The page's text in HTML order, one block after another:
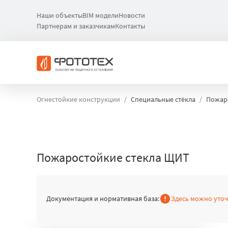
Наши объектыBIM моделиНовости
Партнерам и заказчикамКонтакты
Огнестойкие конструкции Специальные стёкла
Пожаростойкие стекла ЩИТ
Документация и нормативная база: Здесь можно